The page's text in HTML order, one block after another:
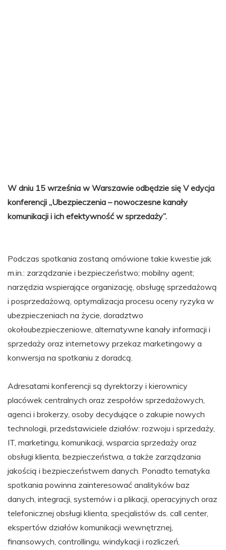
W dniu 15 września w Warszawie odbędzie się V edycja
konferencji „Ubezpieczenia – nowoczesne kanały
komunikacji i ich efektywność w sprzedaży”.
Podczas spotkania zostaną omówione takie kwestie jak
m.in.: zarządzanie i bezpieczeństwo; mobilny agent;
narzędzia wspierające organizację, obsługę sprzedażową
i posprzedażową, optymalizacja procesu oceny ryzyka w
ubezpieczeniach na życie, doradztwo
okołoubezpieczeniowe, alternatywne kanały informacji i
sprzedaży oraz internetowy przekaz marketingowy a
konwersja na spotkaniu z doradcą.
Adresatami konferencji są dyrektorzy i kierownicy
placówek centralnych oraz zespołów sprzedażowych,
agenci i brokerzy, osoby decydujące o zakupie nowych
technologii, przedstawiciele działów: rozwoju i sprzedaży,
IT, marketingu, komunikacji, wsparcia sprzedaży oraz
obsługi klienta, bezpieczeństwa, a także zarządzania
jakością i bezpieczeństwem danych. Ponadto tematyka
spotkania powinna zainteresować analityków baz
danych, integracji, systemów i a plikacji, operacyjnych oraz
telefonicznej obsługi klienta, specjalistów ds. call center,
ekspertów działów komunikacji wewnętrznej,
finansowych, controllingu, windykacji i rozliczeń,